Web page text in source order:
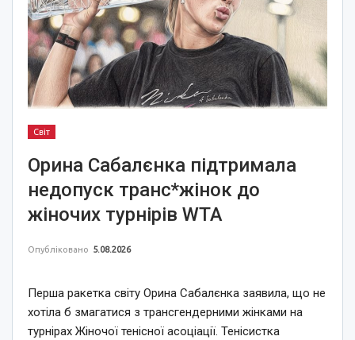
Світ
Орина Сабалєнка підтримала
недопуск транс*жінок до
жіночих турнірів WTA
Опубліковано 5.08.2026
Перша ракетка світу Орина Сабалєнка заявила, що не
хотіла б змагатися з трансгендерними жінками на
турнірах Жіночої тенісної асоціації. Тенісистка